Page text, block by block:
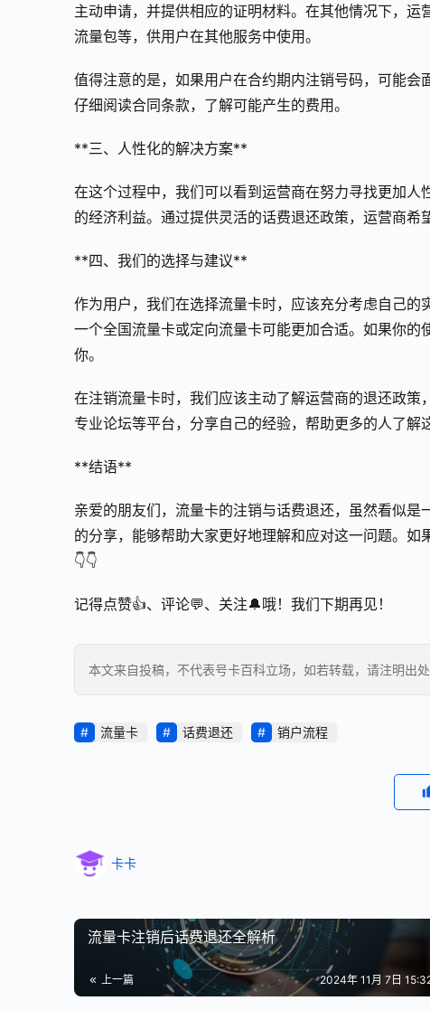
主动申请，并提供相应的证明材料。在其他情况下，运
流量包等，供用户在其他服务中使用。
值得注意的是，如果用户在合约期内注销号码，可能
仔细阅读合同条款，了解可能产生的费用。
**三、人性化的解决方案**
在这个过程中，我们可以看到运营商在努力寻找更加
的经济利益。通过提供灵活的话费退还政策，运营商希
**四、我们的选择与建议**
作为用户，我们在选择流量卡时，应该充分考虑自己
一个全国流量卡或定向流量卡可能更加合适。如果你
你。
在注销流量卡时，我们应该主动了解运营商的退还政策
专业论坛等平台，分享自己的经验，帮助更多的人了解
**结语**
亲爱的朋友们，流量卡的注销与话费退还，虽然看似
的分享，能够帮助大家更好地理解和应对这一问题。
👇👇
记得点赞👍、评论💬、关注🔔哦！我们下期再见！
本文来自投稿，不代表号卡百科立场，如若转载，请注明
流量卡 话费退还 销户流程
卡卡
流量卡注销后话费退还全解析
上一篇 2024年 11月 7日